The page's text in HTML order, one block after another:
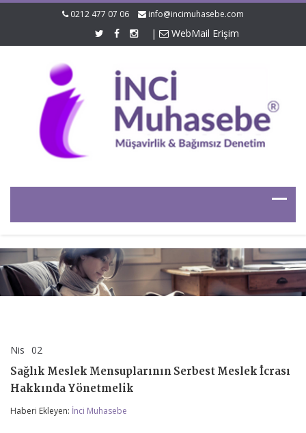
0212 477 07 06 info@incimuhasebe.com
| WebMail Erişim
Nis 02
Mensuplarının
Serbest
İcrası
Sağlık Meslek Mensuplarının Serbest Meslek İcrası
Hakkında Yönetmelik
Haberi Ekleyen: İnci Muhasebe